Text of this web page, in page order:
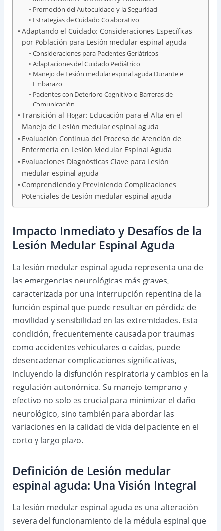
Promoción del Autocuidado y la Seguridad
Estrategias de Cuidado Colaborativo
Adaptando el Cuidado: Consideraciones Específicas
por Población para Lesión medular espinal aguda
Consideraciones para Pacientes Geriátricos
Adaptaciones del Cuidado Pediátrico
Manejo de Lesión medular espinal aguda Durante el
Embarazo
Pacientes con Deterioro Cognitivo o Barreras de
Comunicación
Transición al Hogar: Educación para el Alta en el
Manejo de Lesión medular espinal aguda
Evaluación Continua del Proceso de Atención de
Enfermería en Lesión Medular Espinal Aguda
Evaluaciones Diagnósticas Clave para Lesión
medular espinal aguda
Comprendiendo y Previniendo Complicaciones
Potenciales de Lesión medular espinal aguda
Impacto Inmediato y Desafíos de la
Lesión Medular Espinal Aguda
La lesión medular espinal aguda representa una de
las emergencias neurológicas más graves,
caracterizada por una interrupción repentina de la
función espinal que puede resultar en pérdida de
movilidad y sensibilidad en las extremidades. Esta
condición, frecuentemente causada por traumas
como accidentes vehiculares o caídas, puede
desencadenar complicaciones significativas,
incluyendo la disfunción respiratoria y cambios en la
regulación autonómica. Su manejo temprano y
efectivo no solo es crucial para minimizar el daño
neurológico, sino también para abordar las
variaciones en la calidad de vida del paciente en el
corto y largo plazo.
Definición de Lesión medular
espinal aguda: Una Visión Integral
La lesión medular espinal aguda es una alteración
severa del funcionamiento de la médula espinal que